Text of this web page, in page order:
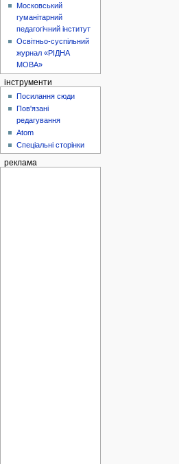
Московський
гуманітарний
педагогічний інститут
Освітньо-суспільний
журнал «РІДНА
МОВА»
інструменти
Посилання сюди
Пов'язані
редагування
Atom
Спеціальні сторінки
реклама